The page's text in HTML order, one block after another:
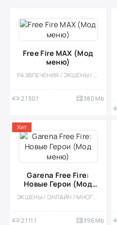
Free Fire MAX (Мод
меню)
РАЗВЛЕЧЕНИЯ / ЭКШЕНЫ / ШУТЕРЫ / ТАКТИЧЕСКИЕ / КОРОЛЕВСКИЕ БИТВЫ / КАЗУАЛЬНЫЕ / МНОГОПОЛЬЗОВАТЕЛЬСКАЯ / ОНЛАЙН / СОРЕВНОВАТЕЛЬНАЯ / СТИЛИЗАЦИЯ / 3D / МОД / ВСТРОЕННЫЙ КЕШ / PVP
2.130.1 380 Mb
Garena Free Fire:
Новые Герои (Мод
меню)
ЭКШЕНЫ / ОНЛАЙН / МНОГОПОЛЬЗОВАТЕЛЬСКАЯ / СОРЕВНОВАТЕЛЬНАЯ / КОРОЛЕВСКИЕ БИТВЫ / ВСТРОЕННЫЙ КЕШ / БЕЗ КЕША / МОД
2.111.1 396 Mb
Хит